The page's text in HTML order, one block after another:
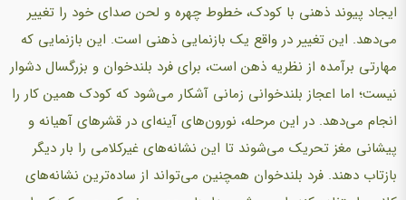
ایجاد پیوند ذهنی با کودک، خطوط چهره و لحن صدای خود را تغییر
می‌دهد. این تغییر در واقع یک بازنمایی ذهنی است. این بازنمایی که
مهارتی برآمده از نظریه ذهن است، برای فرد بلندخوان و بزرگسال دشوار
نیست؛ اما اعجاز بلندخوانی زمانی آشکار می‌شود که کودک همین کار را
انجام می‌دهد. در این مرحله، نورون‌های آینه‌ای در قشرهای آهیانه و
پیشانی مغز تحریک می‌شوند تا این نشانه‌های غیرکلامی را بار دیگر
بازتاب دهند. فرد بلندخوان همچنین می‌تواند از ساده‌ترین نشانه‌های